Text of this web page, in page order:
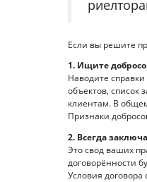
Если вы решите
1. Ищите
Наводите
объектов, список
клиентам. В
Признаки
2. Всегда
Это свод ваших
договорённости
Условия